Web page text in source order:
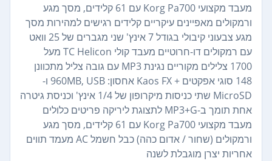
מעבד מקצועי Korg Pa700 עם 61 קלידים, מסך מגע
ורמקולים מאפיינים עיקריים קלידים רגישים למהירות מסך
מגע צבעוני קיבולי בגודל 7 אינץ' שני מגברים של 25 וואט
עם רמקולים דו-חרוטיים מעבד קולי TC Helicon מעל
1700 צלילים מקוריים נגינת MP3 עם גובה צליל מתכוונן
148 סוגי אפקטים + Kaos FX אחסון: 960MB, USB ו-
MicroSD שתי כניסות מיקרופון של 1/4 אינץ' וכניסת גיטרה
אחת תומך ב-MP3+G לתצוגת ליריקה פריטים כלולים
מעבד מקצועי Korg Pa700 עם 61 קלידים, מסך מגע
ורמקולים (שחור / אדום כהה) כבל חשמל AC מעמד תווים
אחריות יצרן מוגבלת לשנה